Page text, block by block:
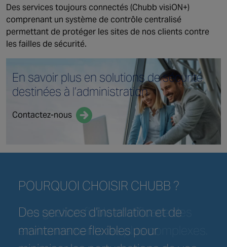
Des services toujours connectés (Chubb visiON+)
comprenant un système de contrôle centralisé
permettant de protéger les sites de nos clients contre
les failles de sécurité.
En savoir plus en solutions de sécurité
destinées à l’administration
Contactez-nous
POURQUOI CHOISIR CHUBB ?
Une gestion fiable et efficace des
environnements les plus complexes.
POURQUOI CHOISIR CHUBB ?
Des services d’installation et de
maintenance flexibles pour
POURQUOI CHOISIR CHUBB ?
Des systèmes conformes aux
réglementations nationales et
POURQUOI CHOISIR CHUBB ?
Contrôle des alarmes et
maintenance du système 24h/24.
POURQUOI CHOISIR CHUBB ?
Des solutions de sécurité incendie
et sécurité électronique conçues
POURQUOI CHOISIR CHUBB ?
Des services toujours connectés
(Chubb visiON+) comprenant une